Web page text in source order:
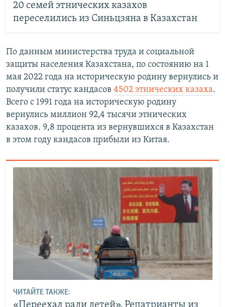
20 семей этнических казахов
переселились из Синьцзяна в Казахстан
По данным министерства труда и социальной
защиты населения Казахстана, по состоянию на 1
мая 2022 года на историческую родину вернулись и
получили статус кандасов 4502 этнических казаха.
Всего с 1991 года на историческую родину
вернулись миллион 92,4 тысячи этнических
казахов. 9,8 процента из вернувшихся в Казахстан
в этом году кандасов прибыли из Китая.
ЧИТАЙТЕ ТАКЖЕ:
«Переехал ради детей». Репатрианты из